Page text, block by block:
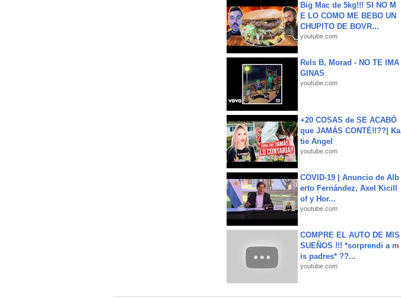
Big Mac de 5kg!!! SI NO M
E LO COMO ME BEBO UN
CHUPITO DE BOVR...
youtube.com
Rels B, Morad - NO TE IMA
GINAS
youtube.com
+20 COSAS de SE ACABÓ
que JAMÁS CONTÉ!!??| Ka
tie Angel
youtube.com
COVID-19 | Anuncio de Alb
erto Fernández, Axel Kicill
of y Hor...
youtube.com
COMPRE EL AUTO DE MIS
SUEÑOS !!! *sorprendi a m
is padres* ??...
youtube.com